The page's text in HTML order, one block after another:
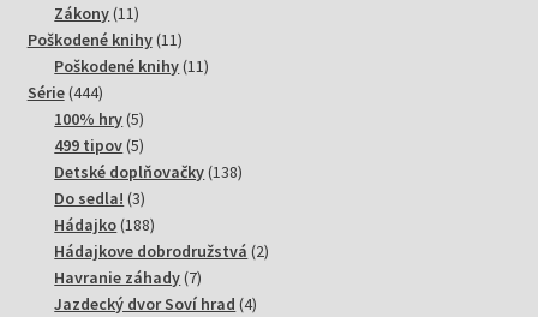
Zákony 1111
produktov
Poškodené knihy 1111
produktov
Poškodené knihy 1111
Série 444444
produktov
100% hry 55
produktov
499 tipov 55
produktov
Detské doplňovačky 138138
Do sedla! 33
produkty
Hádajko 188188
produktov
Hádajkove dobrodružstvá 22
Havranie záhady 77
produktov
Jazdecký dvor Soví hrad 44